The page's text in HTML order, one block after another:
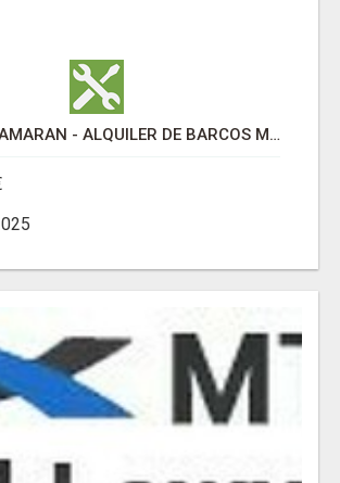
ROYAL CATAMARAN - ALQUILER DE BARCOS MARBELLA